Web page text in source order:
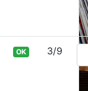
OK 3/9